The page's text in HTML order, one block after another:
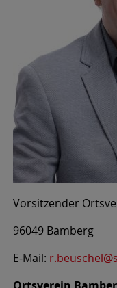
Vorsitzender
96049 Bamberg
E-Mail: